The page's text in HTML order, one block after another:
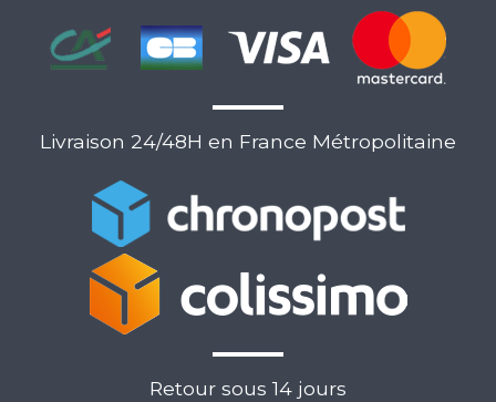
Livraison 24/48H en France Métropolitaine
Retour sous 14 jours